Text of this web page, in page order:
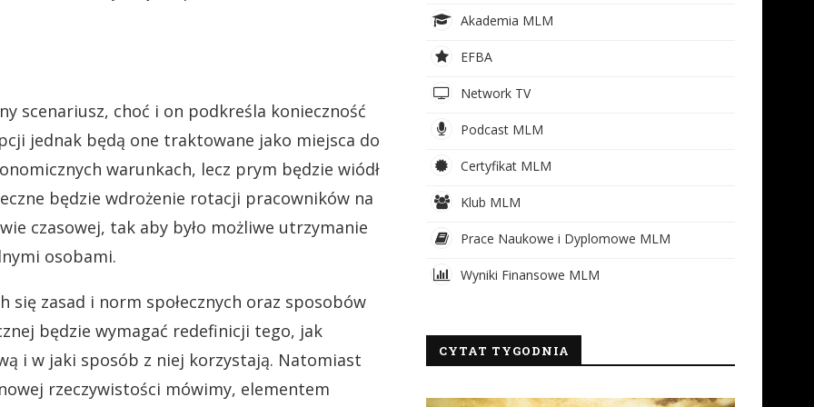
scenariusz, choć i on podkreśla konieczność
jednak będą one traktowane jako miejsca do
warunkach, lecz prym będzie wiódł
będzie wdrożenie rotacji pracowników na
czasowej, tak aby było możliwe utrzymanie
osobami.
zasad i norm społecznych oraz sposobów
będzie wymagać redefinicji tego, jak
i w jaki sposób z niej korzystają. Natomiast
rzeczywistości mówimy, elementem
Akademia MLM
EFBA
Network TV
Podcast MLM
Certyfikat MLM
Klub MLM
Prace Naukowe i Dyplomowe MLM
Wyniki Finansowe MLM
CYTAT TYGODNIA